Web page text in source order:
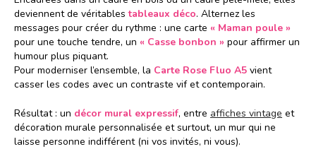
deviennent de véritablestableaux déco. Alternez les
messages pour créer du rythme : une carte « Maman poule »
pour une touche tendre, un « Casse bonbon » pour affirmer un
humour plus piquant.
Pour moderniser l’ensemble, la Carte Rose Fluo A5 vient
casser les codes avec un contraste vif et contemporain.
Résultat : un décor mural expressif, entre affiches vintage et
décoration murale personnalisée et surtout, un mur qui ne
laisse personne indifférent (ni vos invités, ni vous).